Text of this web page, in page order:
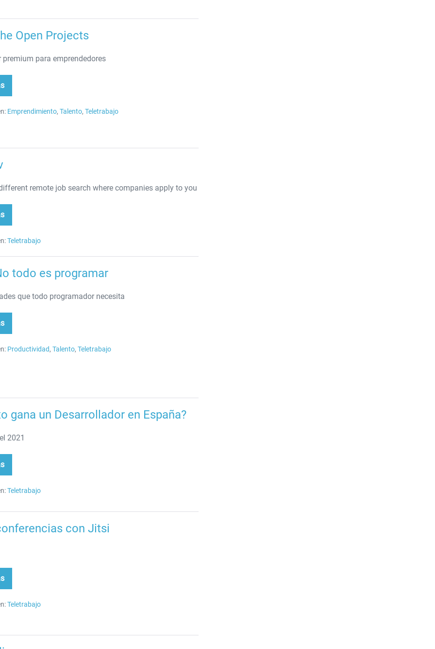
Open Projects
premium para emprendedores
Emprendimiento,Talento,Teletrabajo
remote job search where companies apply to you
Teletrabajo
todo es programar
que todo programador necesita
Productividad,Talento,Teletrabajo
gana un Desarrollador en España?
2021
Teletrabajo
con Jitsi
Teletrabajo